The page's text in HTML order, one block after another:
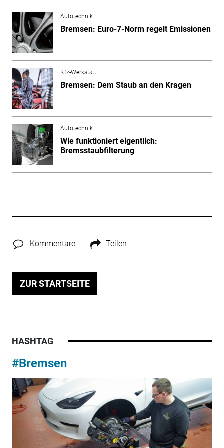
Autotechnik
Bremsen: Euro-7-Norm regelt Emissionen
Kfz-Werkstatt
Bremsen: Dem Staub an den Kragen
Autotechnik
Wie funktioniert eigentlich:
Bremsstaubfilterung
Kommentare Teilen
ZUR STARTSEITE
HASHTAG
#Bremsen